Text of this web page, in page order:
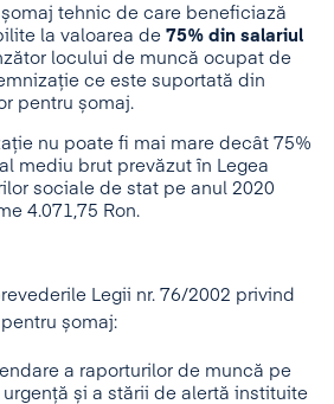
tehnic de care beneficiază
la valoarea de 75% din salariul
locului de muncă ocupat de
ce este suportată din
pentru șomaj.
nu poate fi mai mare decât 75%
mediu brut prevăzut în Legea
sociale de stat pe anul 2020
4.071,75 Ron.
Legii nr. 76/2002 privind
șomaj:
a raporturilor de muncă pe
și a stării de alertă instituite